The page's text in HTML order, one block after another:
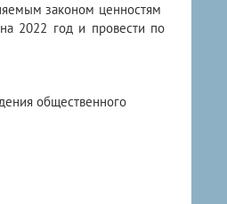
законом ценностям
2022 год и провести по
общественного